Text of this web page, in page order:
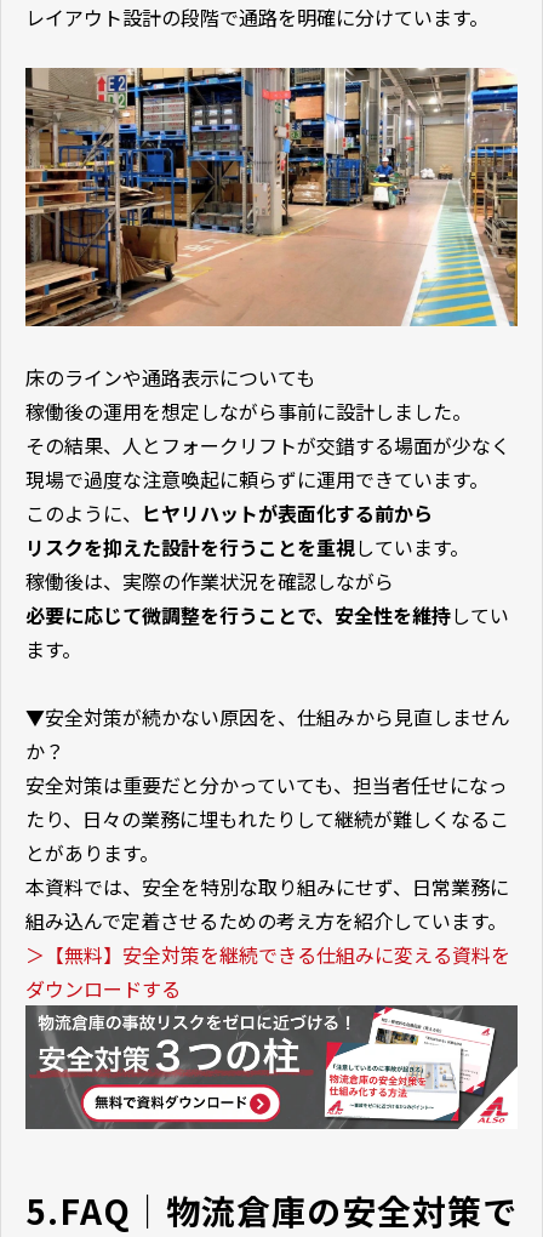
レイアウト設計の段階で通路を明確に分けています。
床のラインや通路表示についても
稼働後の運用を想定しながら事前に設計しました。
その結果、人とフォークリフトが交錯する場面が少なく
現場で過度な注意喚起に頼らずに運用できています。
このように、 ヒヤリハットが表面化する前から
リスクを抑えた設計を行うことを重視しています。
稼働後は、実際の作業状況を確認しながら
必要に応じて微調整を行うことで、安全性を維持してい
ます。
▼安全対策が続かない原因を、仕組みから見直しません
か？
安全対策は重要だと分かっていても、担当者任せになっ
たり、日々の業務に埋もれたりして継続が難しくなるこ
とがあります。
本資料では、安全を特別な取り組みにせず、日常業務に
組み込んで定着させるための考え方を紹介しています。
＞【無料】安全対策を継続できる仕組みに変える資料を
ダウンロードする
5.FAQ｜物流倉庫の安全対策で